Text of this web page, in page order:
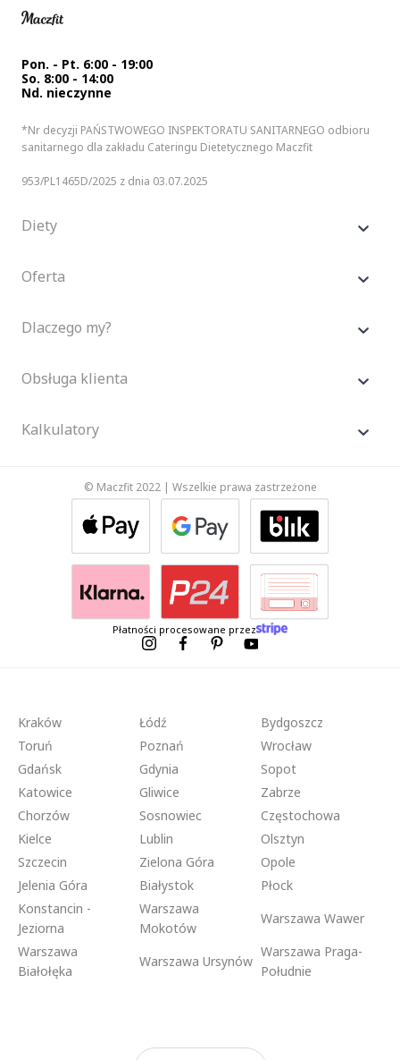
Pon. - Pt. 6:00 - 19:00
So. 8:00 - 14:00
Nd. nieczynne
*Nr decyzji PAŃSTWOWEGO INSPEKTORATU SANITARNEGO odbioru
sanitarnego dla zakładu Cateringu Dietetycznego Maczfit
953/PL1465D/2025 z dnia 03.07.2025
Diety
Oferta
Dlaczego my?
Obsługa klienta
Kalkulatory
© Maczfit 2022 | Wszelkie prawa zastrzeżone
Płatności procesowane przez
Kraków Łódź
Bydgoszcz
Toruń
Poznań
Wrocław
Gdańsk
Gdynia
Sopot
Katowice
Gliwice
Zabrze
Chorzów
Sosnowiec
Częstochowa
Kielce
Lublin
Olsztyn
Szczecin
Zielona Góra
Opole
Jelenia Góra
Białystok
Płock
Konstancin -
Jeziorna
Warszawa
Mokotów
Warszawa Wawer
Warszawa
Białołęka
Warszawa Ursynów
Warszawa Praga-
Południe